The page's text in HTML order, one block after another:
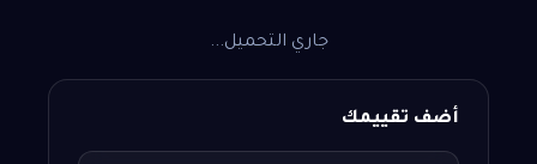
جاري التحميل...
أضف تقييمك